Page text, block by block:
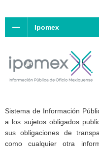
Ipomex
Sistema de Información
a los sujetos obligados
sus obligaciones de
como cualquier otra